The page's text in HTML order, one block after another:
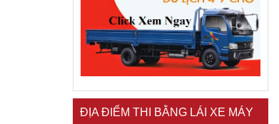
ĐỊA ĐIỂM THI BẰNG LÁI XE MÁY